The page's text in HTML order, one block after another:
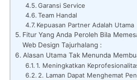
Garansi Service
Team Handal
Kepuasan Partner Adalah Utama
Fitur Yang Anda Peroleh Bila
Web Design Tajurhalang :
Alasan Utama Tak Menunda
1. Meningkatkan
2. Laman Dapat Menghemat